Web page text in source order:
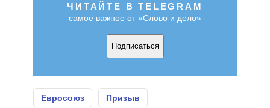
ЧИТАЙТЕ В TELEGRAM
самое важное от «Слово и дело»
Подписаться
Евросоюз Призыв